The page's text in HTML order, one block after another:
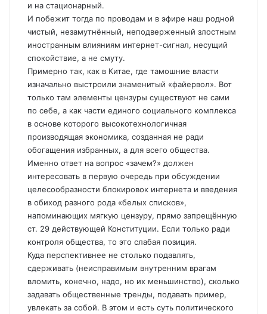
и на стационарный.
И побежит тогда по проводам и в эфире наш родной
чистый, незамутнённый, неподверженный злостным
иностранным влияниям интернет-сигнал, несущий
спокойствие, а не смуту.
Примерно так, как в Китае, где тамошние власти
изначально выстроили знаменитый «файервол». Вот
только там элементы цензуры существуют не сами
по себе, а как части единого социального комплекса
в основе которого высокотехнологичная
производящая экономика, созданная не ради
обогащения избранных, а для всего общества.
Именно ответ на вопрос «зачем?» должен
интересовать в первую очередь при обсуждении
целесообразности блокировок интернета и введения
в обиход разного рода «белых списков»,
напоминающих мягкую цензуру, прямо запрещённую
ст. 29 действующей Конституции. Если только ради
контроля общества, то это слабая позиция.
Куда перспективнее не столько подавлять,
сдерживать (неисправимым внутренним врагам
вломить, конечно, надо, но их меньшинство), сколько
задавать общественные тренды, подавать пример,
увлекать за собой. В этом и есть суть политического